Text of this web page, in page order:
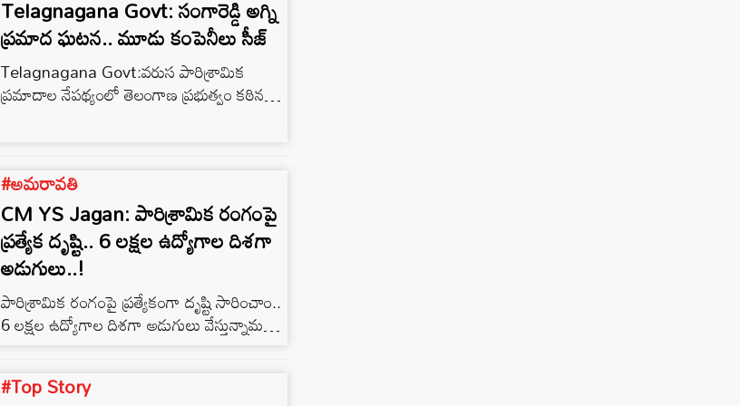
Telagnagana Govt: సంగారెడ్డి అగ్ని
ప్రమాద ఘటన.. మూడు కంపెనీలు సీజ్
Telagnagana Govt:వరుస పారిశ్రామిక
ప్రమాదాల నేపథ్యంలో తెలంగాణ ప్రభుత్వం కఠిన
#అమరావతి
CM YS Jagan: పారిశ్రామిక రంగంపై
ప్రత్యేక దృష్టి.. 6 లక్షల ఉద్యోగాల దిశగా
అడుగులు..!
పారిశ్రామిక రంగంపై ప్రత్యేకంగా దృష్టి సారించాం..
6 లక్షల ఉద్యోగాల దిశగా అడుగులు వేస్తున్నామని
జగన్, ఈ సందర్భంగా మాట్లాడుతూ.. పారిశ్రామిక
#Top Story